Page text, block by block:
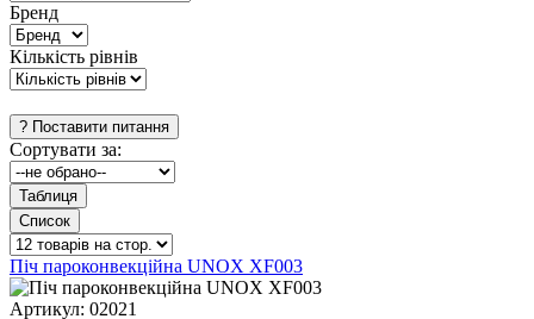
Бренд
Кількість рівнів
Сортувати за:
Піч пароконвекційна UNOX XF003
Артикул: 02021